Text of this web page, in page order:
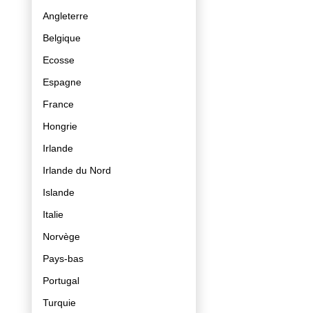
Angleterre
Belgique
Ecosse
Espagne
France
Hongrie
Irlande
Irlande du Nord
Islande
Italie
Norvège
Pays-bas
Portugal
Turquie